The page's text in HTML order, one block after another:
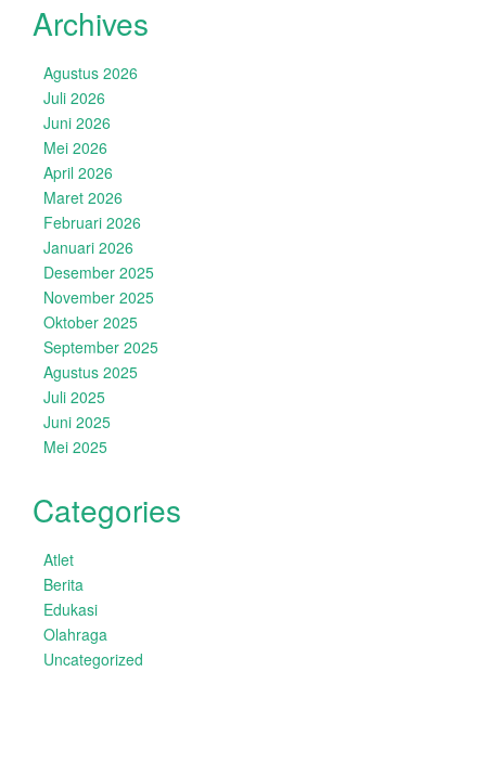
Archives
Agustus 2026
Juli 2026
Juni 2026
Mei 2026
April 2026
Maret 2026
Februari 2026
Januari 2026
Desember 2025
November 2025
Oktober 2025
September 2025
Agustus 2025
Juli 2025
Juni 2025
Mei 2025
Categories
Atlet
Berita
Edukasi
Olahraga
Uncategorized